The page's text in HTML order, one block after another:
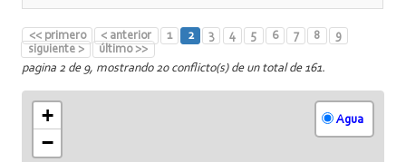
<< primero < anterior 1 2 3 4 5 6 7 8
9
siguiente >
último >>
pagina 2 de 9, mostrando 20 conflicto(s) de un total de 161.
+
−
Agua